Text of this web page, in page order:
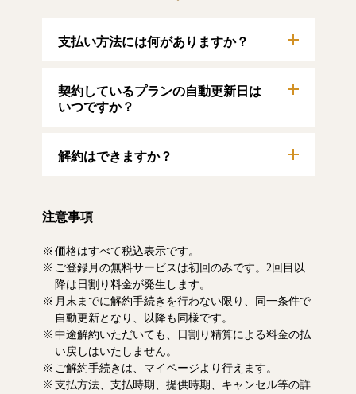
支払い方法には何がありますか？
す。
【クレジットカード】
契約しているプランの自動更新日は
いつですか？
ンのご利用期間は、マイページにてご確認い
解約はできますか？
事をお読みいただけます。なお、日割り清算
注意事項
価格はすべて税込表示です。
ご登録月の無料サービスは初回のみです。2回目以
降は日割り料金が発生します。
月末までに解約手続きを行わない限り、同一条件で
自動更新となり、以降も同様です。
中途解約いただいても、日割り精算による料金の払
い戻しはいたしません。
ご解約手続きは、マイページより行えます。
支払方法、支払時期、提供時期、キャンセル等の詳